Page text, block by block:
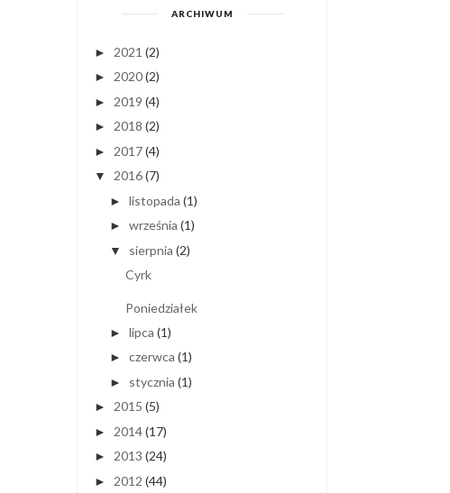
ARCHIWUM
► 2021 (2)
► 2020(2)
► 2019 (4)
► 2018 (2)
► 2017(4)
▼ 2016(7)
► listopada (1)
► września (1)
▼ sierpnia (2)
Cyrk
Poniedziałek
► lipca (1)
► czerwca (1)
► stycznia (1)
► 2015 (5)
► 2014(17)
► 2013 (24)
► 2012 (44)